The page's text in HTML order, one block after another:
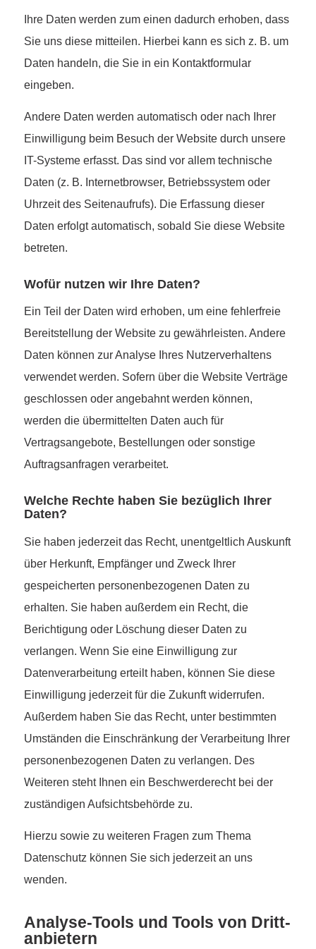
Ihre Daten werden zum einen dadurch erhoben, dass
Sie uns diese mitteilen. Hierbei kann es sich z. B. um
Daten handeln, die Sie in ein Kontaktformular
eingeben.
Andere Daten werden automatisch oder nach Ihrer
Einwilligung beim Besuch der Website durch unsere
IT-Systeme erfasst. Das sind vor allem technische
Daten (z. B. Internetbrowser, Betriebssystem oder
Uhrzeit des Seitenaufrufs). Die Erfassung dieser
Daten erfolgt automatisch, sobald Sie diese Website
betreten.
Wofür nutzen wir Ihre Daten?
Ein Teil der Daten wird erhoben, um eine fehlerfreie
Bereitstellung der Website zu gewährleisten. Andere
Daten können zur Analyse Ihres Nutzerverhaltens
verwendet werden. Sofern über die Website Verträge
geschlossen oder angebahnt werden können,
werden die übermittelten Daten auch für
Vertragsangebote, Bestellungen oder sonstige
Auftragsanfragen verarbeitet.
Welche Rechte haben Sie bezüglich Ihrer
Daten?
Sie haben jederzeit das Recht, unentgeltlich Auskunft
über Herkunft, Empfänger und Zweck Ihrer
gespeicherten personenbezogenen Daten zu
erhalten. Sie haben außerdem ein Recht, die
Berichtigung oder Löschung dieser Daten zu
verlangen. Wenn Sie eine Einwilligung zur
Datenverarbeitung erteilt haben, können Sie diese
Einwilligung jederzeit für die Zukunft widerrufen.
Außerdem haben Sie das Recht, unter bestimmten
Umständen die Einschränkung der Verarbeitung Ihrer
personenbezogenen Daten zu verlangen. Des
Weiteren steht Ihnen ein Beschwerderecht bei der
zuständigen Aufsichtsbehörde zu.
Hierzu sowie zu weiteren Fragen zum Thema
Datenschutz können Sie sich jederzeit an uns
wenden.
Analyse-Tools und Tools von Dritt­
anbietern